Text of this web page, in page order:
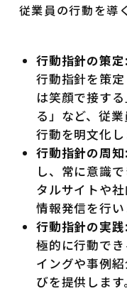
従業員の行動を導
行動指針の策定:
行動指針を策
は笑顔で接す
る」など、従
行動を明文化し
行動指針の周知:
し、常に意識
タルサイトや
情報発信を行い
行動指針の実践:
極的に行動で
イングや事例
びを提供します。